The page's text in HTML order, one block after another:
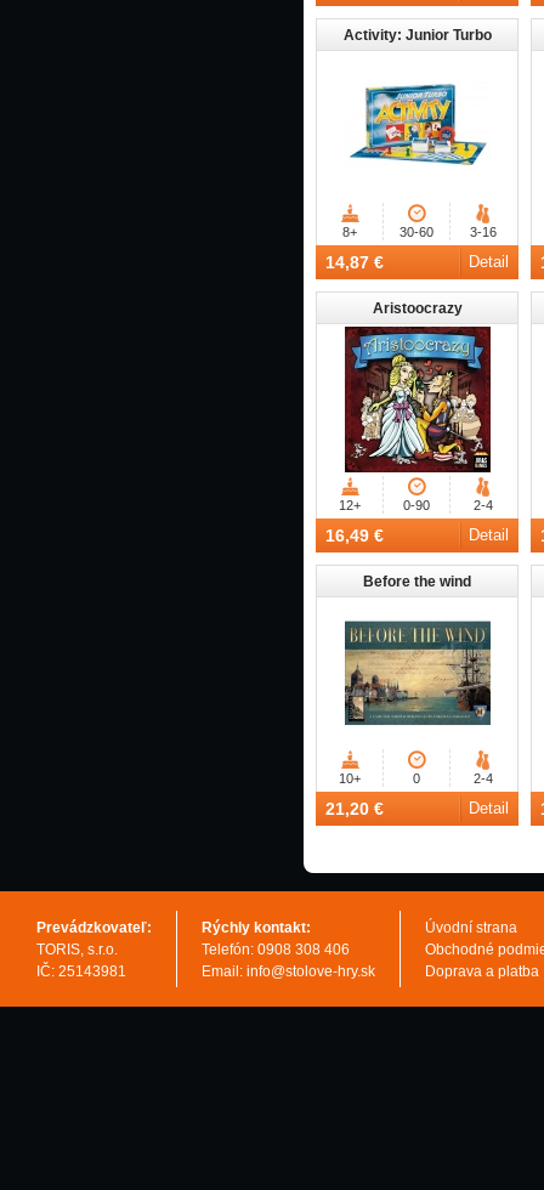
Activity: Junior Turbo
8+ 30-60 3-16
14,87 € Detail
Aristoocrazy
12+ 0-90 2-4
16,49 € Detail
Before the wind
10+ 0 2-4
21,20 € Detail
Prevádzkovateľ:
TORIS, s.r.o.
IČ: 25143981
Rýchly kontakt:
Telefón: 0908 308 406
Email: info@stolove-hry.sk
Úvodní strana
Obchodné
Doprava a platba